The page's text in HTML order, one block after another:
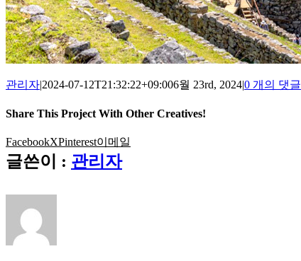
관리자|2024-07-12T21:32:22+09:006월 23rd, 2024|0 개의 댓글
Share This Project With Other Creatives!
FacebookXPinterest이메일
글쓴이 : 관리자